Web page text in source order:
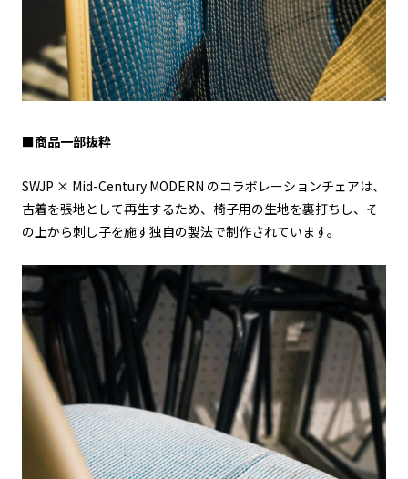
■商品一部抜粋
SWJP × Mid-Century MODERN のコラボレーションチェアは、
古着を張地として再生するため、椅子用の生地を裏打ちし、そ
の上から刺し子を施す独自の製法で制作されています。